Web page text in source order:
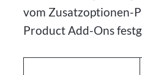
vom Zusatzoptionen-
Product Add-Ons